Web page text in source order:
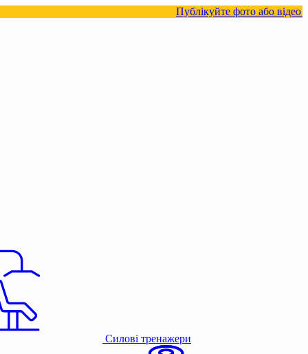
Публікуйте фото або відео з нашими
Силові тренажери